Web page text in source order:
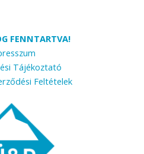
FENNTARTVA!
Tájékoztató
Feltételek